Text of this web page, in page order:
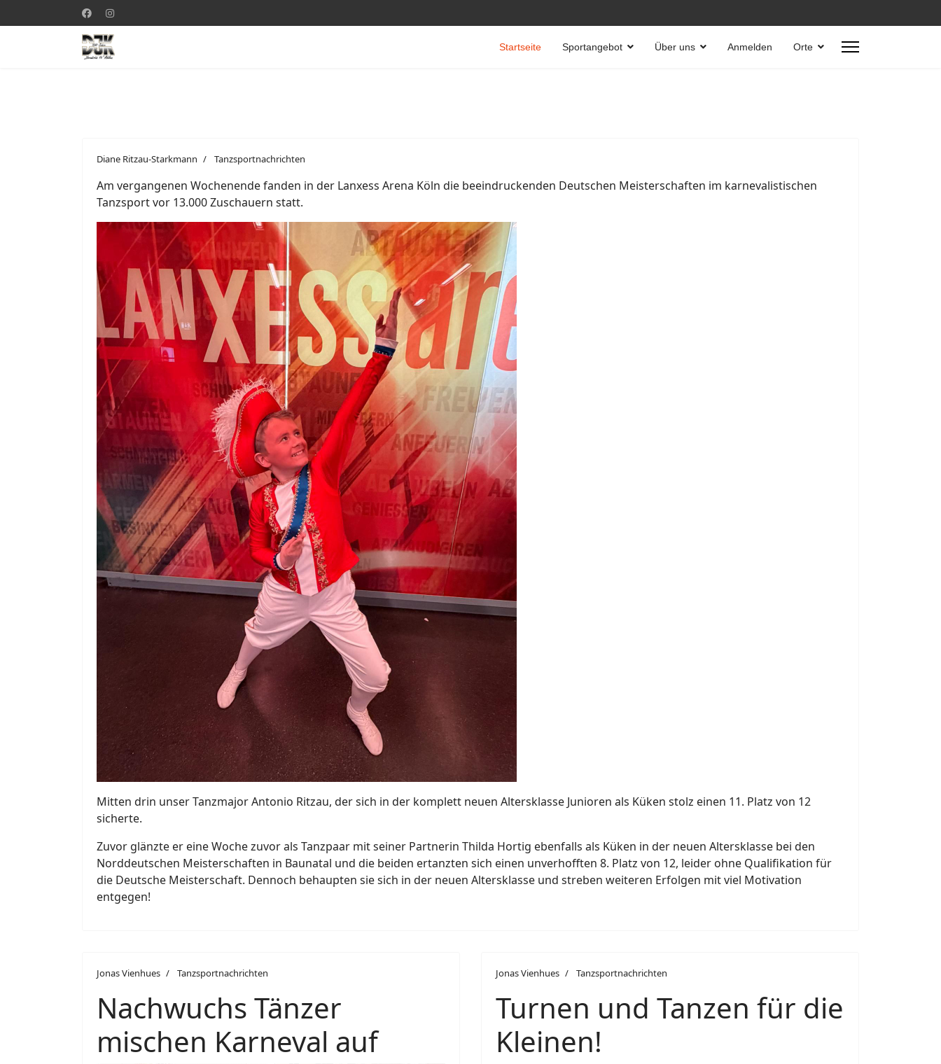
Startseite Sportangebot Über uns Anmelden Orte
Diane Ritzau-Starkmann Tanzsportnachrichten
Am vergangenen Wochenende fanden in der Lanxess Arena Köln die beeindruckenden Deutschen Meisterschaften im karnevalistischen
Tanzsport vor 13.000 Zuschauern statt.
Mitten drin unser Tanzmajor Antonio Ritzau, der sich in der komplett neuen Altersklasse Junioren als Küken stolz einen 11. Platz von 12
sicherte.
Zuvor glänzte er eine Woche zuvor als Tanzpaar mit seiner Partnerin Thilda Hortig ebenfalls als Küken in der neuen Altersklasse bei den
Norddeutschen Meisterschaften in Baunatal und die beiden ertanzten sich einen unverhofften 8. Platz von 12, leider ohne Qualifikation für
die Deutsche Meisterschaft. Dennoch behaupten sie sich in der neuen Altersklasse und streben weiteren Erfolgen mit viel Motivation
entgegen!
Jonas Vienhues Tanzsportnachrichten
Nachwuchs Tänzer
mischen Karneval auf
Jonas Vienhues Tanzsportnachrichten
Turnen und Tanzen für die
Kleinen!